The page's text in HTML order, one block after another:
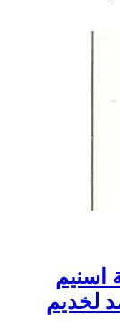
اسنيم
لخديم